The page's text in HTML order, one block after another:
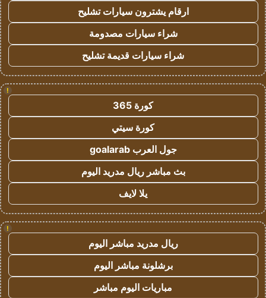
ارقام يشترون سيارات تشليح
شراء سيارات مصدومة
شراء سيارات قديمة تشليح
!
كورة 365
كورة سيتي
جول العرب goalarab
بث مباشر ريال مدريد اليوم
يلا لايف
!
ريال مدريد مباشر اليوم
برشلونة مباشر اليوم
مباريات اليوم مباشر